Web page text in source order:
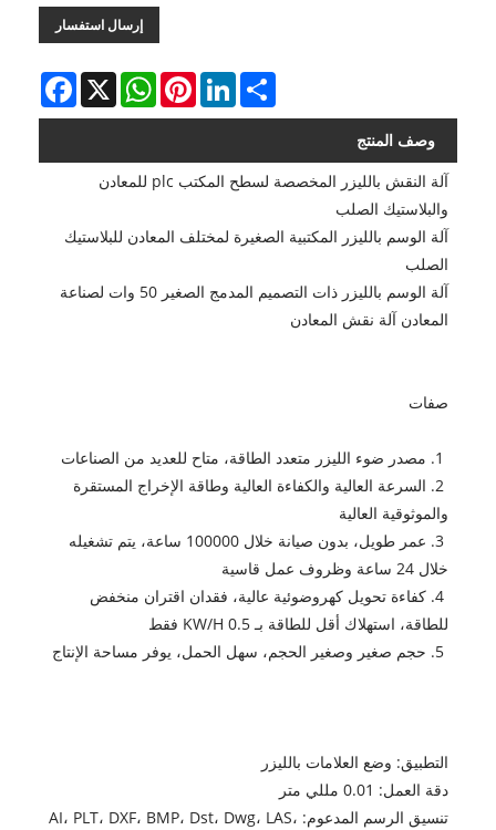
إرسال استفسار
Facebook X
WhatsAppPinterestLinkedInShare
وصف المنتج
آلة النقش بالليزر المخصصة لسطح المكتب plc للمعادن
والبلاستيك الصلب
آلة الوسم بالليزر المكتبية الصغيرة لمختلف المعادن للبلاستيك
الصلب
آلة الوسم بالليزر ذات التصميم المدمج الصغير 50 ​​وات لصناعة
المعادن آلة نقش المعادن
صفات
2. السرعة العالية والكفاءة العالية وطاقة الإخراج المستقرة
والموثوقية العالية
3. عمر طويل، بدون صيانة خلال 100000 ساعة، يتم تشغيله
خلال 24 ساعة وظروف عمل قاسية
4. كفاءة تحويل كهروضوئية عالية، فقدان اقتران منخفض
للطاقة، استهلاك أقل للطاقة بـ 0.5 KW/H فقط
التطبيق: وضع العلامات بالليزر
دقة العمل: 0.01 مللي متر
تنسيق الرسم المدعوم: AI، PLT، DXF، BMP، Dst، Dwg، LAS،